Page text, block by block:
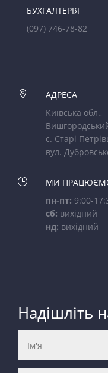
БУХГАЛТЕРІЯ
(097) 746-78-82

АДРЕСА
Київська обл.,
с. Старі
вул.

МИ
пн-пт: 9:00-
сб: вихідний
нд: вихідний
Надішліть